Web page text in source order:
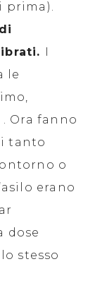
prima).
I
le
Ora fanno
tanto
o
erano
dose
stesso